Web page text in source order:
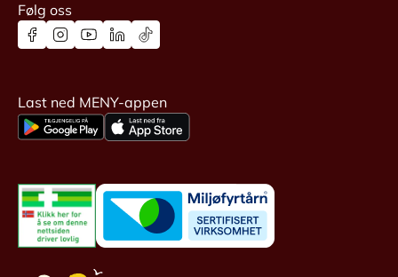
Følg oss
Last ned MENY-appen